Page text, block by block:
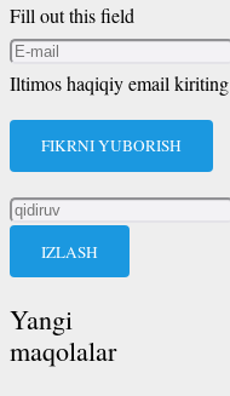
Fill out this field
Iltimos haqiqiy email kiriting
FIKRNI YUBORISH
Qidirshish:
Yangi
maqolalar